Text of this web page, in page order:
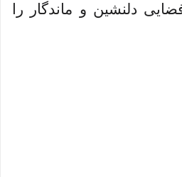
دلنشین و ماندگار را